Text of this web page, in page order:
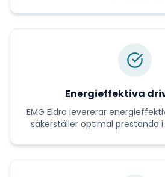
Energieffektiva
EMG Eldro levererar
säkerställer optimal prestanda